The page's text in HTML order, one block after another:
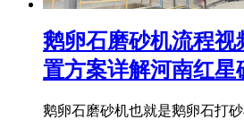
鹅卵石磨砂机流程视
置方案详解河南红星
鹅卵石磨砂机也就是鹅卵石打